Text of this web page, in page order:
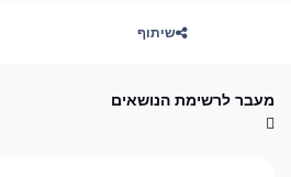
שיתוף
מעבר לרשימת הנושאים